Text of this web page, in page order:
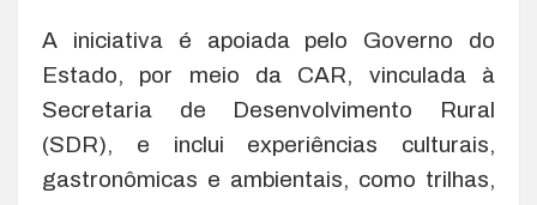
A iniciativa é apoiada pelo Governo do
Estado, por meio da CAR, vinculada à
Secretaria de Desenvolvimento Rural
(SDR), e inclui experiências culturais,
gastronômicas e ambientais, como trilhas,